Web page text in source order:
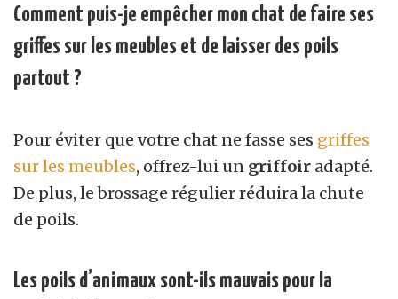
Comment puis-je empêcher mon chat de faire ses
griffes sur les meubles et de laisser des poils
partout ?
Pour éviter que votre chat ne fasse ses griffes
sur les meubles, offrez-lui un griffoir adapté.
De plus, le brossage régulier réduira la chute
de poils.
Les poils d’animaux sont-ils mauvais pour la